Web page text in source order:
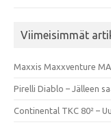
Viimeisimmät
Maxxis Maxxventure
Pirelli Diablo – Jälleen
Continental TKC 80² –